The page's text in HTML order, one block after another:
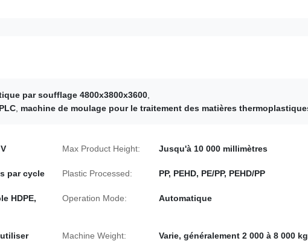
par soufflage 4800x3800x3600
machine de moulage pour le traitement des matières
Max Product Height: Jusqu'à 10 000 millimètres
par cycle Plastic Processed: PP, PEHD, PE/PP, PEHD/PP
HDPE,
Operation Mode: Automatique
Machine Weight: Varie, généralement 2 000 à 8 000 kg